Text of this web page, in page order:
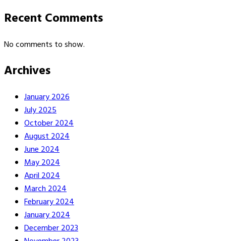
Recent Comments
No comments to show.
Archives
January 2026
July 2025
October 2024
August 2024
June 2024
May 2024
April 2024
March 2024
February 2024
January 2024
December 2023